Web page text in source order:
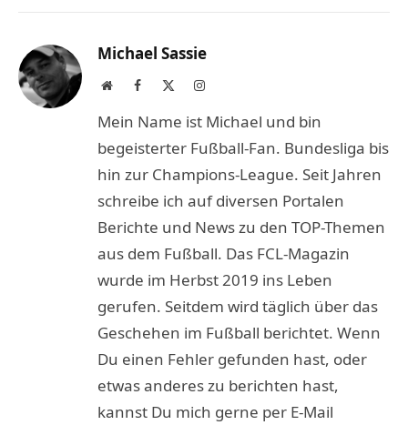
Michael Sassie
WebsiteFacebook Instagram
Mein Name ist Michael und bin
begeisterter Fußball-Fan. Bundesliga bis
hin zur Champions-League. Seit Jahren
schreibe ich auf diversen Portalen
Berichte und News zu den TOP-Themen
aus dem Fußball. Das FCL-Magazin
wurde im Herbst 2019 ins Leben
gerufen. Seitdem wird täglich über das
Geschehen im Fußball berichtet. Wenn
Du einen Fehler gefunden hast, oder
etwas anderes zu berichten hast,
kannst Du mich gerne per E-Mail